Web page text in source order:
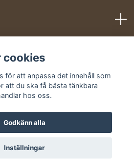
2026 Takprofiler.se
cookies
för att anpassa det innehåll som
att du ska få bästa tänkbara
hos oss.
Godkänn alla
Inställningar